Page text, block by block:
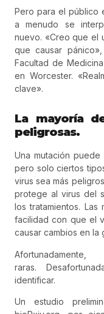
Pero para el público
a menudo se
nuevo. «Creo que el
que causar
Facultad de
en Worcester.
clave».
La mayoría
peligrosas.
Una mutación puede
pero solo ciertos
virus sea más
protege al virus del
los tratamientos. Las
facilidad con que el
causar cambios en
raras.
identificar.
Un estudio